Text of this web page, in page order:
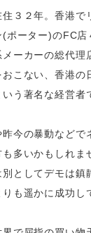
住３２年。香港で
(ポーター)のFC店
メーカーの総代理
こない、香港の
う著名な経営者
今の暴動などで
多いかもしれま
としてデモは鎮
も遥かに成功し